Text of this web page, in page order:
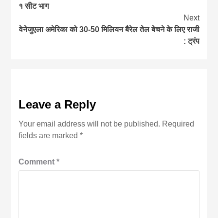
१ सीट भाग
Next
वेनेजुएला अमेरिका को 30-50 मिलियन बैरेल तेल बेचने के लिए राजी
: ट्रंप
Leave a Reply
Your email address will not be published. Required
fields are marked*
Comment*